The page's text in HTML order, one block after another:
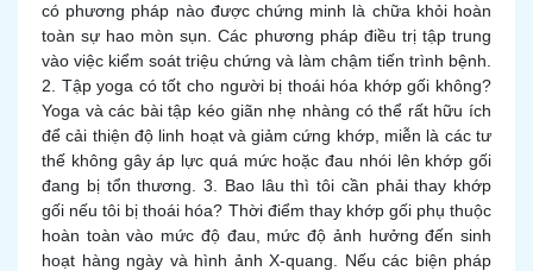
có phương pháp nào được chứng minh là chữa khỏi hoàn
toàn sự hao mòn sụn. Các phương pháp điều trị tập trung
vào việc kiểm soát triệu chứng và làm chậm tiến trình bệnh.
2. Tập yoga có tốt cho người bị thoái hóa khớp gối không?
Yoga và các bài tập kéo giãn nhẹ nhàng có thể rất hữu ích
để cải thiện độ linh hoạt và giảm cứng khớp, miễn là các tư
thế không gây áp lực quá mức hoặc đau nhói lên khớp gối
đang bị tổn thương. 3. Bao lâu thì tôi cần phải thay khớp
gối nếu tôi bị thoái hóa? Thời điểm thay khớp gối phụ thuộc
hoàn toàn vào mức độ đau, mức độ ảnh hưởng đến sinh
hoạt hàng ngày và hình ảnh X-quang. Nếu các biện pháp